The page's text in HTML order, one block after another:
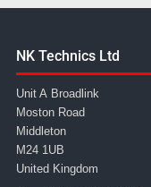
NK Technics Ltd
Unit A Broadlink
Moston Road
Middleton
M24 1UB
United Kingdom